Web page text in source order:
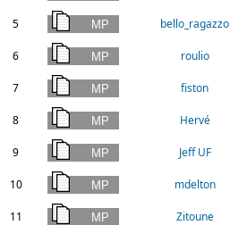
5 bello_ragazzo
6 roulio
7 fiston
8 Hervé
9 Jeff UF
10 mdelton
11 Zitoune